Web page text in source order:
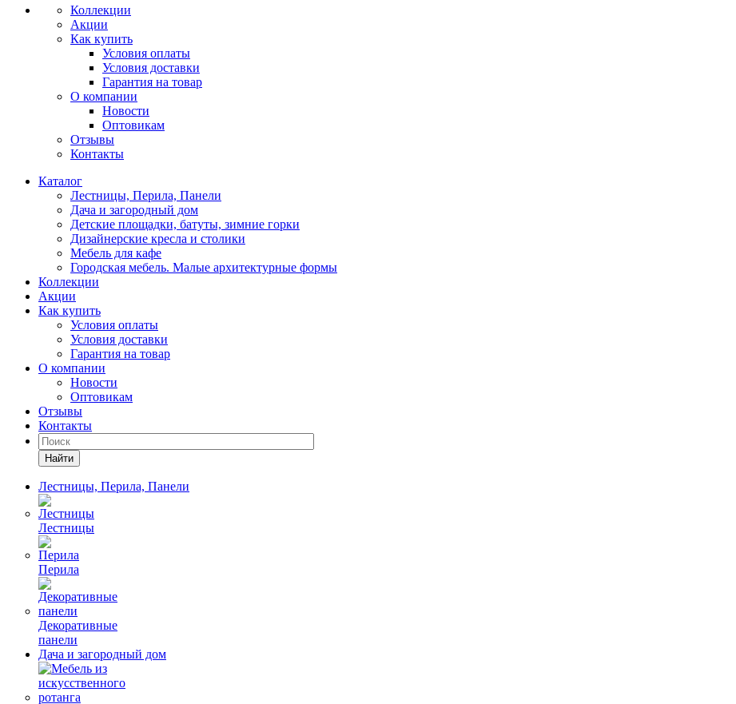
Коллекции
Акции
Как купить
Условия оплаты
Условия доставки
Гарантия на товар
О компании
Новости
Оптовикам
Отзывы
Контакты
Каталог
Лестницы, Перила, Панели
Дача и загородный дом
Детские площадки, батуты, зимние горки
Дизайнерские кресла и столики
Мебель для кафе
Городская мебель. Малые архитектурные формы
Коллекции
Акции
Как купить
Условия оплаты
Условия доставки
Гарантия на товар
О компании
Новости
Оптовикам
Отзывы
Контакты
Найти
Лестницы, Перила, Панели
Лестницы
Перила
Декоративные
панели
Дача и загородный дом